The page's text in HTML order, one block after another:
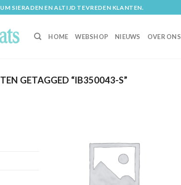
SIERADEN EN ALTIJD TEVREDEN KLANTEN.
HOME WEBSHOP NIEUWS OVER ONS
GETAGGED “IB350043-S”